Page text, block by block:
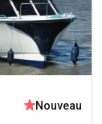
Nouveau